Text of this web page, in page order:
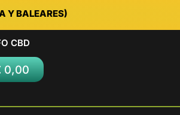
Y BALEARES)
CBD
0,00